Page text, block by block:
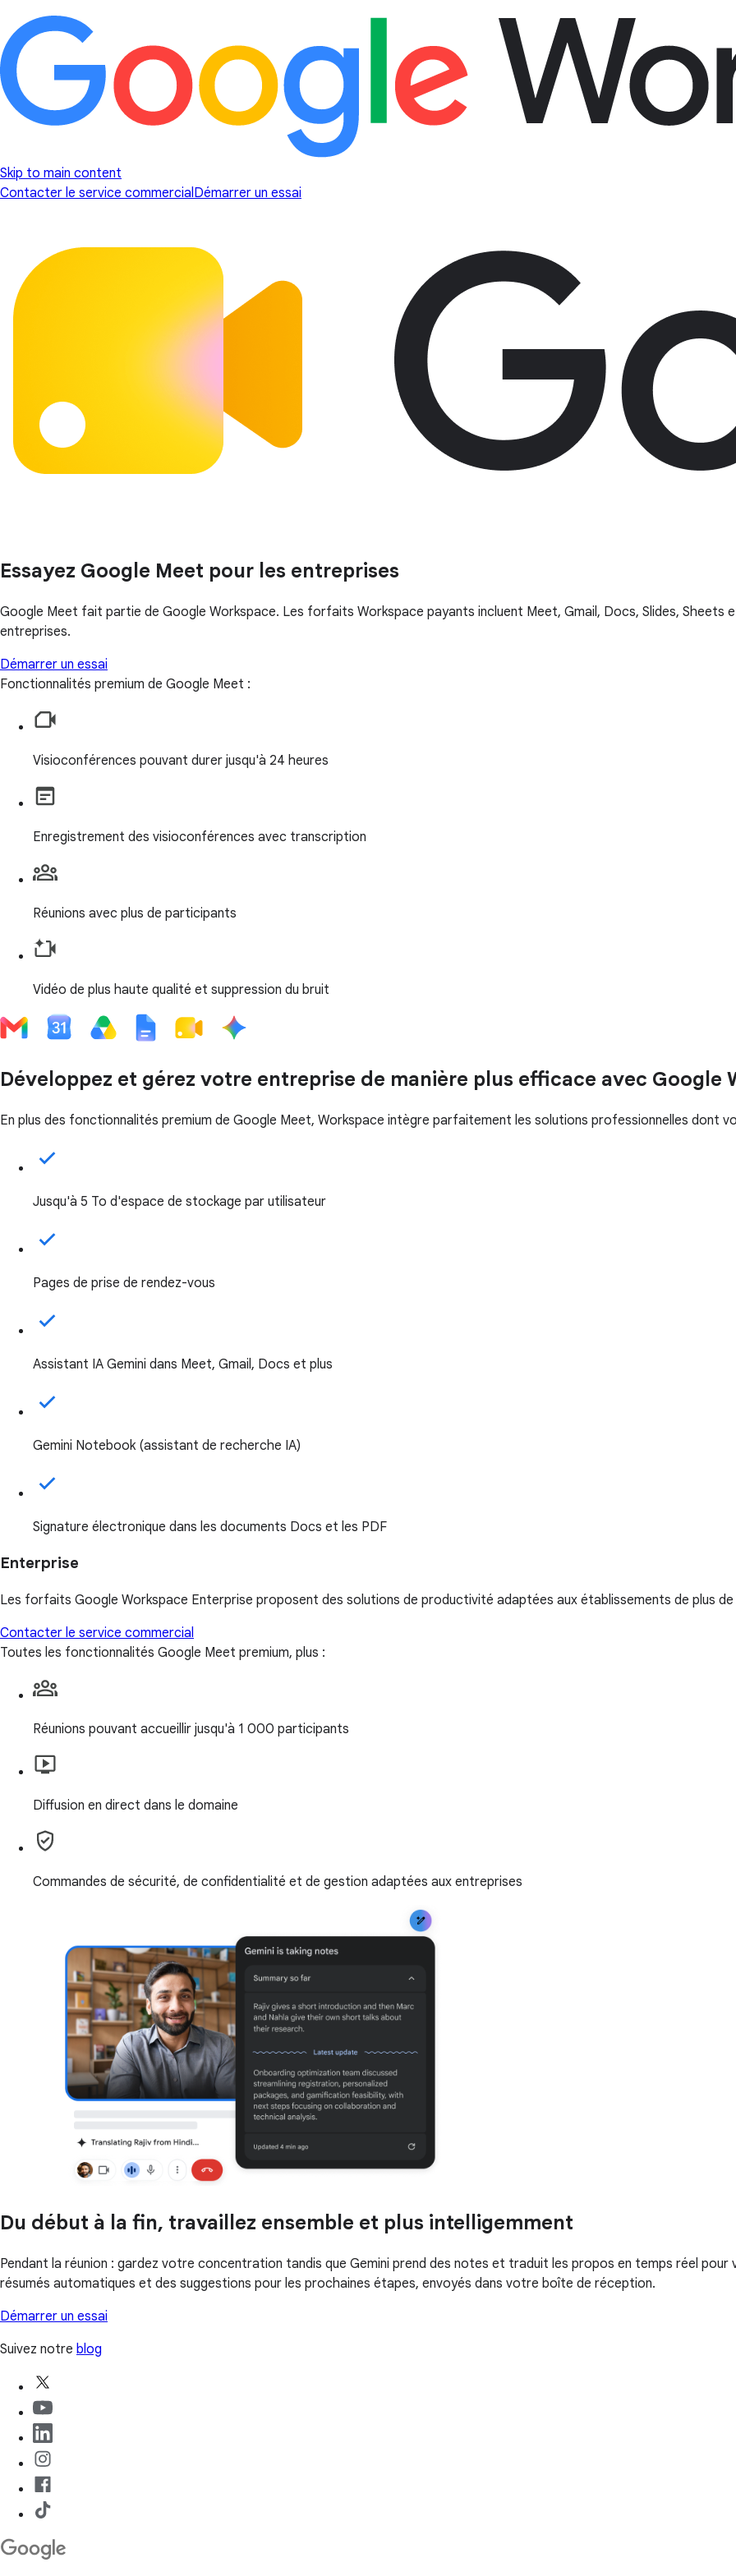
Skip to main content
Contacter le service commercialDémarrer un essai
Essayez Google Meet pour les entreprises
Google Meet fait partie de Google Workspace. Les forfaits Workspace payants incluent Meet, Gmail, Docs, Slides, Sheets
entreprises.
Démarrer un essai
Fonctionnalités premium de Google Meet :
Visioconférences pouvant durer jusqu'à 24 heures
Enregistrement des visioconférences avec transcription
Réunions avec plus de participants
Vidéo de plus haute qualité et suppression du bruit
Développez et gérez votre entreprise de manière plus efficace avec Google
En plus des fonctionnalités premium de Google Meet, Workspace intègre parfaitement les solutions professionnelles dont
Jusqu'à 5 To d'espace de stockage par utilisateur
Pages de prise de rendez-vous
Assistant IA Gemini dans Meet, Gmail, Docs et plus
Gemini Notebook (assistant de recherche IA)
Signature électronique dans les documents Docs et les PDF
Enterprise
Les forfaits Google Workspace Enterprise proposent des solutions de productivité adaptées aux établissements de plus
Contacter le service commercial
Toutes les fonctionnalités Google Meet premium, plus :
Réunions pouvant accueillir jusqu'à 1 000 participants
Diffusion en direct dans le domaine
Commandes de sécurité, de confidentialité et de gestion adaptées aux entreprises
Du début à la fin, travaillez ensemble et plus intelligemment
Pendant la réunion : gardez votre concentration tandis que Gemini prend des notes et traduit les propos en temps réel pour
résumés automatiques et des suggestions pour les prochaines étapes, envoyés dans votre boîte de réception.
Démarrer un essai
Suivez notre blog